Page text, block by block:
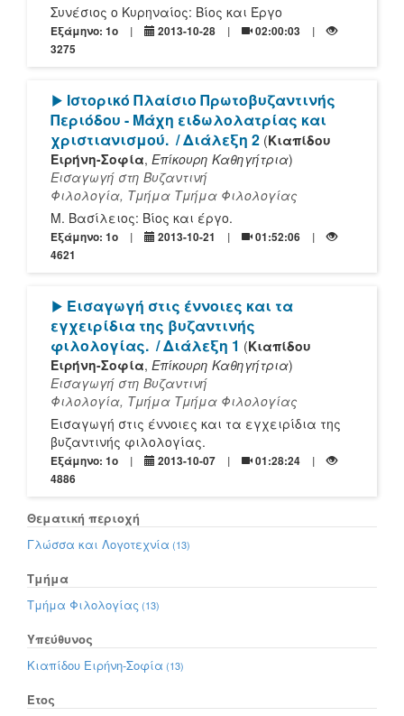
Συνέσιος ο Κυρηναίος: Βίος και Έργο
Εξάμηνο: 1o 2013-10-28
02:00:03
3275
[Play]
Ιστορικό Πλαίσιο Πρωτοβυζαντινής
Περιόδου - Μάχη ειδωλολατρίας και
χριστιανισμού. / Διάλεξη 2 (Κιαπίδου
Ειρήνη-Σοφία, Επίκουρη Καθηγήτρια)
Εισαγωγή στη Βυζαντινή
Φιλολογία, Τμήμα Τμήμα Φιλολογίας
Μ. Βασίλειος: Βίος και έργο.
Εξάμηνο: 1o 2013-10-21
01:52:06
4621
[Play]
Εισαγωγή στις έννοιες και τα
εγχειρίδια της βυζαντινής
φιλολογίας. / Διάλεξη 1 (Κιαπίδου
Ειρήνη-Σοφία, Επίκουρη Καθηγήτρια)
Εισαγωγή στη Βυζαντινή
Φιλολογία, Τμήμα Τμήμα Φιλολογίας
Εισαγωγή στις έννοιες και τα εγχειρίδια της
βυζαντινής φιλολογίας.
Εξάμηνο: 1o 2013-10-07
01:28:24
4886
Θεματική περιοχή
Γλώσσα και Λογοτεχνία (13)
Τμήμα
Τμήμα Φιλολογίας (13)
Υπεύθυνος
Κιαπίδου Ειρήνη-Σοφία (13)
Έτος